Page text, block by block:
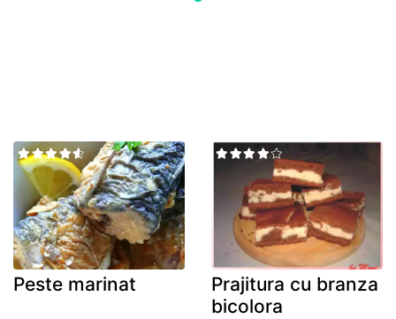
Peste marinat
Prajitura cu branza
bicolora